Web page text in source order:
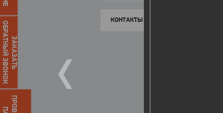
КОНТАКТЫ
ЗАКАЗАТЬ
ОБРАТНЫЙ ЗВОНОК